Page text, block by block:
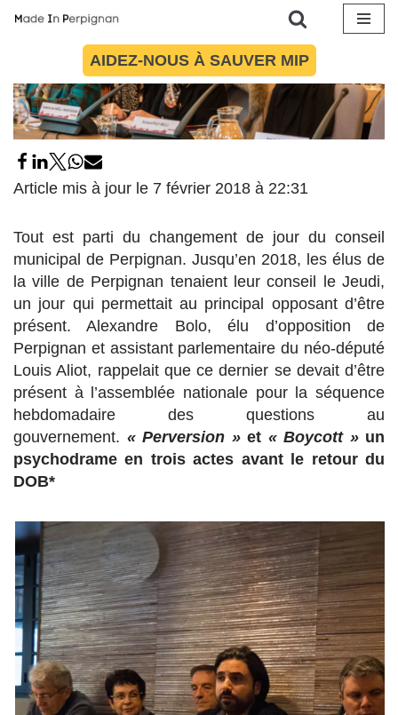
contenu
AIDEZ-NOUS À SAUVER MIP
Article mis à jour le 7 février 2018 à 22:31
Tout est parti du changement de jour du conseil
municipal de Perpignan. Jusqu’en 2018, les élus de
la ville de Perpignan tenaient leur conseil le Jeudi,
un jour qui permettait au principal opposant d’être
présent. Alexandre Bolo, élu d’opposition de
Perpignan et assistant parlementaire du néo-député
Louis Aliot, rappelait que ce dernier se devait d’être
présent à l’assemblée nationale pour la séquence
hebdomadaire des questions au
gouvernement. « Perversion »et « Boycott »un
psychodrame en trois actes avant le retour du
DOB*